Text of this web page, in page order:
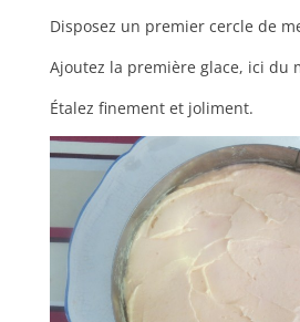
Disposez un premier cercle de
Ajoutez la première glace, ici du
Étalez finement et joliment.